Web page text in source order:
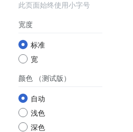
此页面始终使用小字号
宽度
标准
宽
颜色 （测试版）
自动
浅色
深色